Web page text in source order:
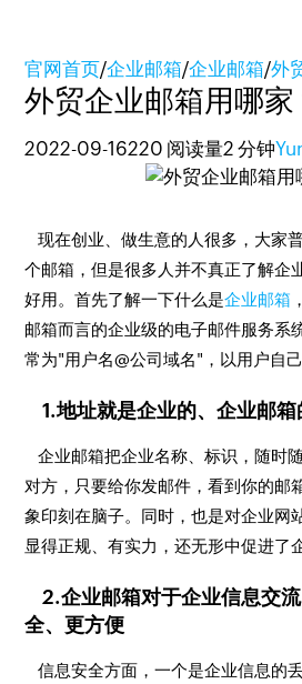
官网首页/企业邮箱/企业邮箱/外
外贸企业邮箱用哪家
2022-09-16220 阅读量2 分钟
现在创业、做生意的人很多，大家
个邮箱，但是很多人并不真正了解企
好用。首先了解一下什么是企业邮箱
邮箱而言的企业级的电子邮件服务系
常为"用户名@公司域名"，以用户自
1.地址就是企业的、企业邮箱
企业邮箱把企业名称、标识，随时
对方，只要给你发邮件，看到你的邮
象印刻在脑子。同时，也是对企业网
显得正规、有实力，还无形中促进了
2.企业邮箱对于企业信息交
全、更方便
信息安全方面，一个是企业信息的